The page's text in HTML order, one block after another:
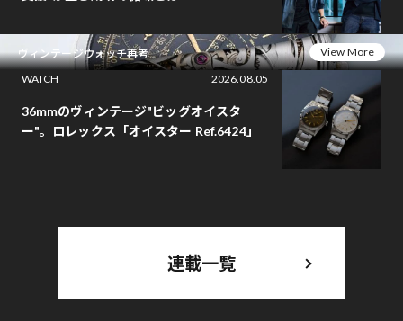
ヴィンテージウォッチ再考
View More
WATCH
2026.08.05
36mmのヴィンテージ"ビッグオイスタ
ー"。ロレックス「オイスター Ref.6424」
連載一覧